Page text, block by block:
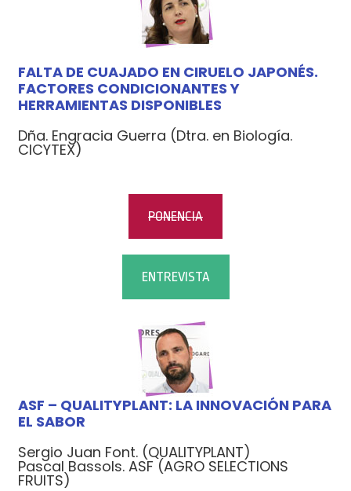
FALTA DE CUAJADO EN CIRUELO JAPONÉS.
FACTORES CONDICIONANTES Y
HERRAMIENTAS DISPONIBLES
Dña. Engracia Guerra (Dtra. en Biología.
CICYTEX)
PONENCIA
ENTREVISTA
ASF – QUALITYPLANT: LA INNOVACIÓN PARA
EL SABOR
Sergio Juan Font. (QUALITYPLANT)
Pascal Bassols. ASF (AGRO SELECTIONS
FRUITS)